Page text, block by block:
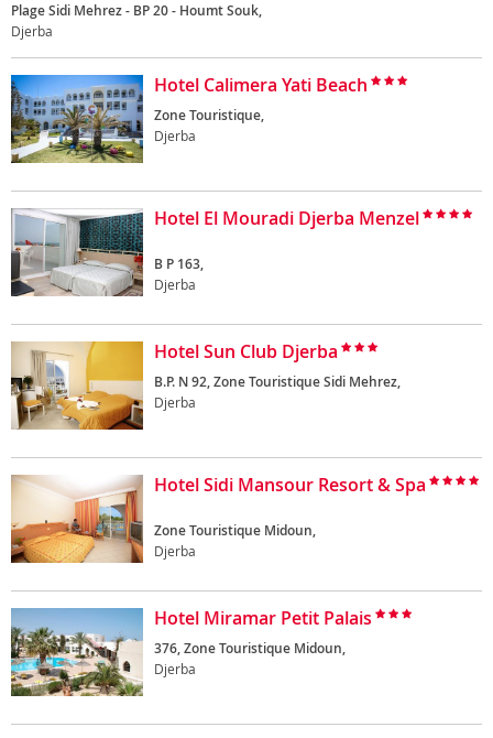
Plage Sidi Mehrez - BP 20 - Houmt Souk,
Djerba
Hotel Calimera Yati Beach
Zone Touristique,
Djerba
Hotel El Mouradi Djerba Menzel
B P 163,
Djerba
Hotel Sun Club Djerba
B.P. N 92, Zone Touristique Sidi Mehrez,
Djerba
Hotel Sidi Mansour Resort & Spa
Zone Touristique Midoun,
Djerba
Hotel Miramar Petit Palais
376, Zone Touristique Midoun,
Djerba